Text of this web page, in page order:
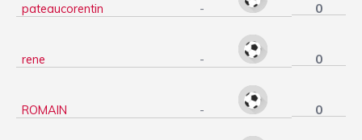
pateaucorentin - 0
rene - 0
ROMAIN - 0